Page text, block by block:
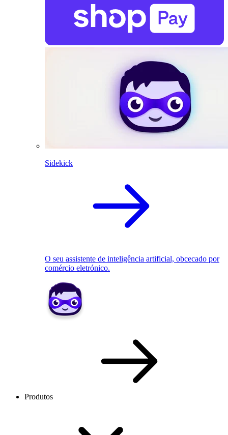
Sidekick
O seu assistente de inteligência artificial, obcecado por
comércio eletrónico.
Produtos